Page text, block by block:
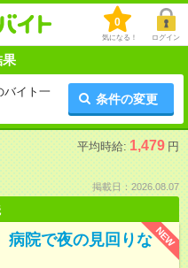
0
気になる！ ログイン
果
バイト一
条件の変更
平均時給: 1,479 円
掲載日：2026.08.07
NEW
病院で夜の見回りな